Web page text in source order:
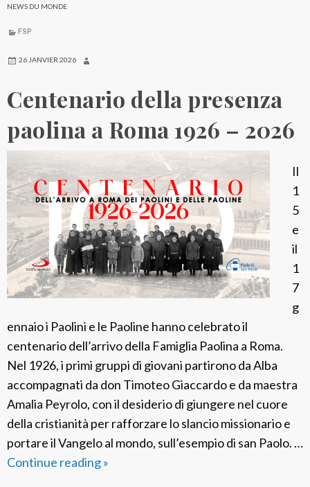
NEWS DU MONDE
FSP
26 JANVIER 2026
Centenario della presenza
paolina a Roma 1926 – 2026
Il
1
5
e
il
1
7
g
ennaio i Paolini e le Paoline hanno celebrato il
centenario dell’arrivo della Famiglia Paolina a Roma.
Nel 1926, i primi gruppi di giovani partirono da Alba
accompagnati da don Timoteo Giaccardo e da maestra
Amalia Peyrolo, con il desiderio di giungere nel cuore
della cristianità per rafforzare lo slancio missionario e
portare il Vangelo al mondo, sull’esempio di san Paolo. …
Continue readingC
»